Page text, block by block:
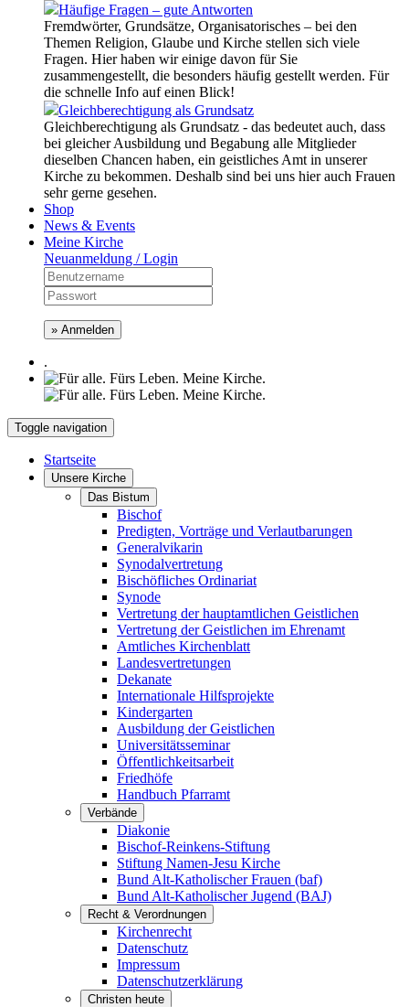
Häufige Fragen – gute Antworten
Fremdwörter, Grundsätze, Organisatorisches – bei den
Themen Religion, Glaube und Kirche stellen sich viele
Fragen. Hier haben wir einige davon für Sie
zusammengestellt, die besonders häufig gestellt werden. Für
die schnelle Info auf einen Blick!
Gleichberechtigung als Grundsatz
Gleichberechtigung als Grundsatz - das bedeutet auch, dass
bei gleicher Ausbildung und Begabung alle Mitglieder
dieselben Chancen haben, ein geistliches Amt in unserer
Kirche zu bekommen. Deshalb sind bei uns hier auch Frauen
sehr gerne gesehen.
Shop
News & Events
Meine Kirche
Neuanmeldung / Login
» Anmelden
.
Toggle navigation
Startseite
Unsere Kirche
Das Bistum
Bischof
Predigten, Vorträge und Verlautbarungen
Generalvikarin
Synodalvertretung
Bischöfliches Ordinariat
Synode
Vertretung der hauptamtlichen Geistlichen
Vertretung der Geistlichen im Ehrenamt
Amtliches Kirchenblatt
Landesvertretungen
Dekanate
Internationale Hilfsprojekte
Kindergarten
Ausbildung der Geistlichen
Universitätsseminar
Öffentlichkeitsarbeit
Friedhöfe
Handbuch Pfarramt
Verbände
Diakonie
Bischof-Reinkens-Stiftung
Stiftung Namen-Jesu Kirche
Bund Alt-Katholischer Frauen (baf)
Bund Alt-Katholischer Jugend (BAJ)
Recht & Verordnungen
Kirchenrecht
Datenschutz
Impressum
Datenschutzerklärung
Christen heute